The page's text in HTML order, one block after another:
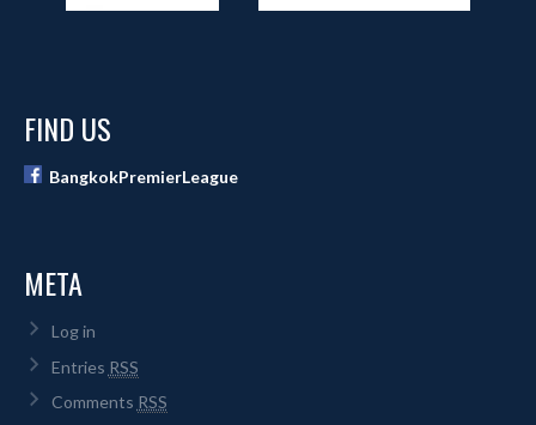
FIND US
BangkokPremierLeague
META
Log in
Entries RSS
Comments RSS